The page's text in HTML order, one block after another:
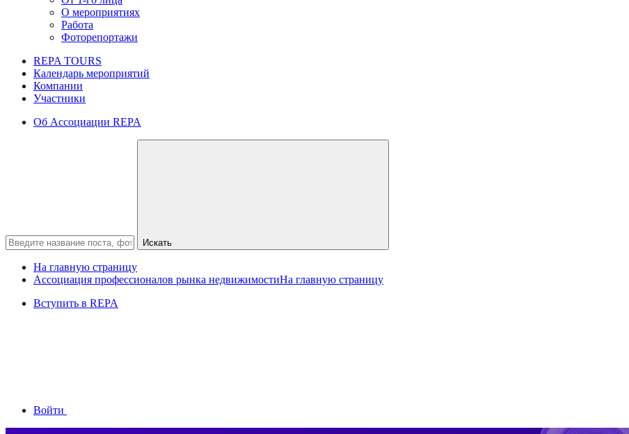
О мероприятиях
Работа
Фоторепортажи
REPA TOURS
Календарь мероприятий
Компании
Участники
Об Ассоциации REPA
Искать
На главную страницу
Ассоциация профессионалов рынка недвижимостиНа главную страницу
Вступить в REPA
Войти